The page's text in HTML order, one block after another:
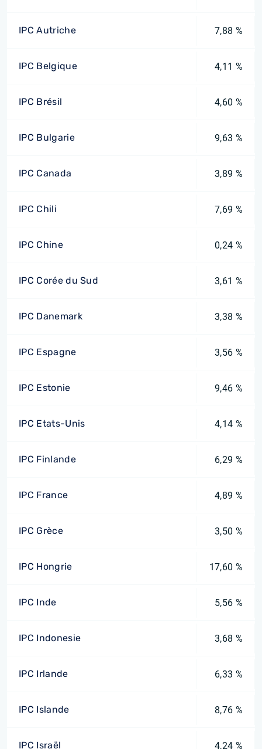
IPC Autriche 7,88 %
IPC Belgique 4,11 %
IPC Brésil 4,60 %
IPC Bulgarie 9,63 %
IPC Canada 3,89 %
IPC Chili 7,69 %
IPC Chine 0,24 %
IPC Corée du Sud 3,61 %
IPC Danemark 3,38 %
IPC Espagne 3,56 %
IPC Estonie 9,46 %
IPC Etats-Unis 4,14 %
IPC Finlande 6,29 %
IPC France 4,89 %
IPC Grèce 3,50 %
IPC Hongrie 17,60 %
IPC Inde 5,56 %
IPC Indonesie 3,68 %
IPC Irlande 6,33 %
IPC Islande 8,76 %
IPC Israël 4,24 %